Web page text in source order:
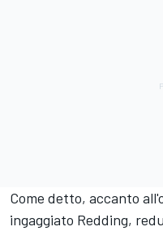
Come detto, accanto
ingaggiato Redding,